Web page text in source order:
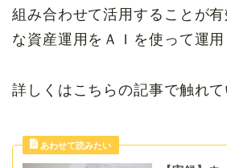
組み合わせて活用することが
な資産運用をＡＩを使って運用
詳しくはこちらの記事で触れて